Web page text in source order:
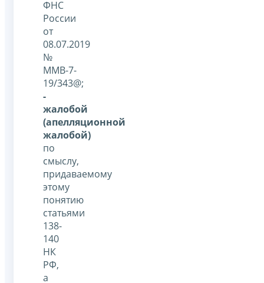
ФНС
России
от
08.07.2019
№
ММВ-7-
19/343@;
-
жалобой
(апелляционной
жалобой)
по
смыслу,
придаваемому
этому
понятию
статьями
138-
140
НК
РФ,
а